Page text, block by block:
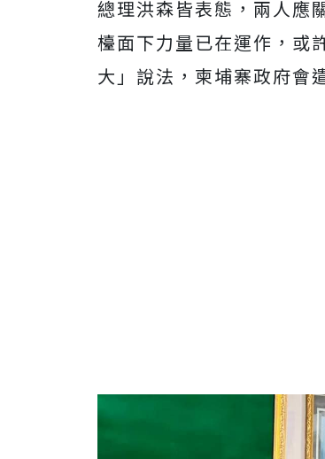
總理洪森皆表態，兩人應
檯面下力量已在運作，或
大」說法， 柬埔寨政府會